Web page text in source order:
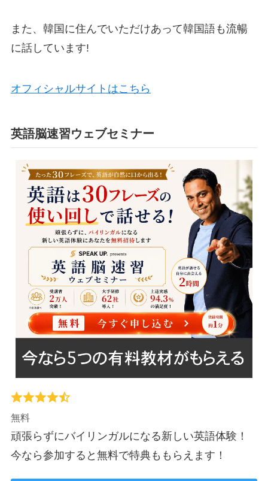
また、韓国に住んでいただけあって韓国語も流暢
に話しています!
オフィシャルサイトはこちら
英語脳速習ウェブセミナー
無料
頑張らずにバイリンガルになる新しい英語体験！
今なら参加すると無料で特典ももらえます！